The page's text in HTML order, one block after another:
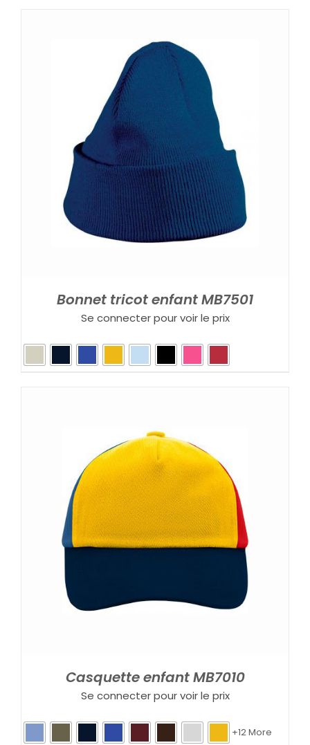
Bonnet tricot enfant MB7501
Se connecter pour voir le prix
Casquette enfant MB7010
Se connecter pour voir le prix
+12 More